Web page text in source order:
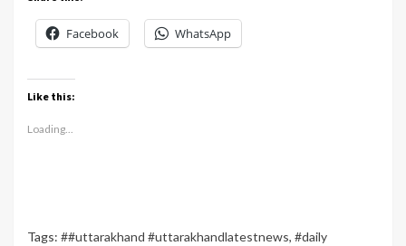
Facebook WhatsApp
Like this:
Loading...
Tags: ##uttarakhand #uttarakhandlatestnews, #daily